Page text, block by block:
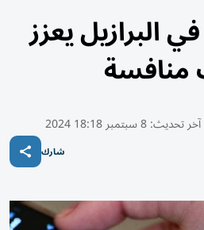
يعزز
آخر تحديث:8 سبتمبر 18:18 2024
شارك